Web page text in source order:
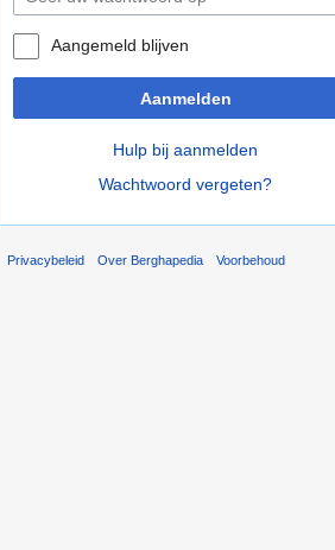
Aangemeld blijven
Aanmelden
Hulp bij aanmelden
Wachtwoord vergeten?
Privacybeleid Over Berghapedia Voorbehoud